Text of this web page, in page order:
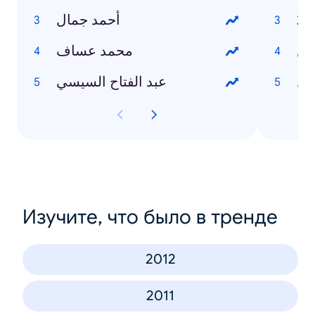
أحمد جمال
محمد عساف
عبد الفتاح السيسي
Изучите, что было в тренде
2012
2011